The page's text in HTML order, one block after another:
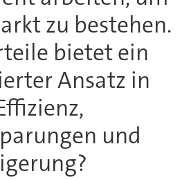
zu bestehen.
bietet ein
Ansatz in
und